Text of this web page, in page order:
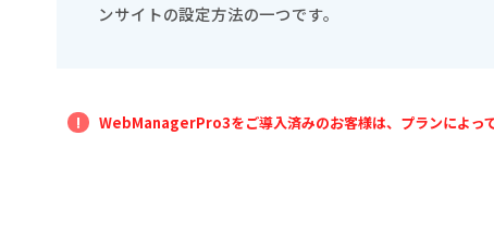
ンサイトの設定方法の一つです。
WebManagerPro3をご導入済みのお客様は、プランによって